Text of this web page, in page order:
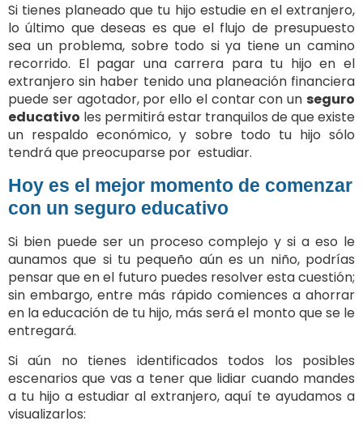
Si tienes planeado que tu hijo estudie en el extranjero,
lo último que deseas es que el flujo de presupuesto
sea un problema, sobre todo si ya tiene un camino
recorrido. El pagar una carrera para tu hijo en el
extranjero sin haber tenido una planeación financiera
puede ser agotador, por ello el contar con un seguro
educativo les permitirá estar tranquilos de que existe
un respaldo económico, y sobre todo tu hijo sólo
tendrá que preocuparse por estudiar.
Hoy es el mejor momento de comenzar
con un seguro educativo
Si bien puede ser un proceso complejo y si a eso le
aunamos que si tu pequeño aún es un niño, podrías
pensar que en el futuro puedes resolver esta cuestión;
sin embargo, entre más rápido comiences a ahorrar
en la educación de tu hijo, más será el monto que se le
entregará.
Si aún no tienes identificados todos los posibles
escenarios que vas a tener que lidiar cuando mandes
a tu hijo a estudiar al extranjero, aquí te ayudamos a
visualizarlos: